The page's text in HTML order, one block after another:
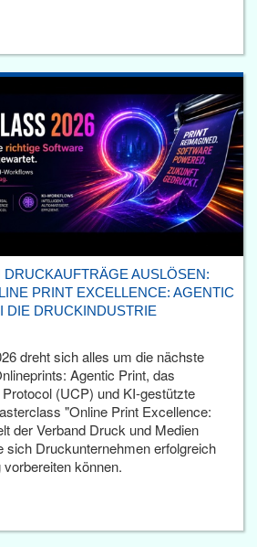
AUSLÖSEN:
PRINT EXCELLENCE: AGENTIC
DIE DRUCKINDUSTRIE
dreht sich alles um die nächste
Agentic Print, das
(UCP) und KI-gestützte
"Online Print Excellence:
der Verband Druck und Medien
sich Druckunternehmen erfolgreich
können.